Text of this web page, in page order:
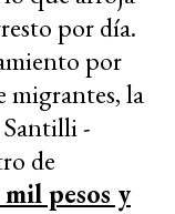
por día.
por
migrantes, la
-
de
pesos y